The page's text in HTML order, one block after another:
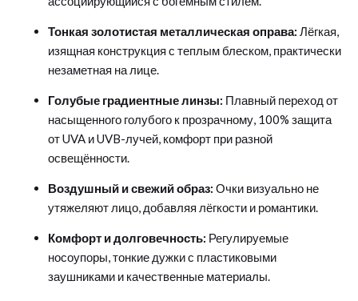
Тонкая золотистая металлическая оправа: Лёгкая,
изящная конструкция с теплым блеском, практически
незаметная на лице.
Голубые градиентные линзы: Плавный переход от
насыщенного голубого к прозрачному, 100% защита
от UVA и UVB-лучей, комфорт при разной
освещённости.
Воздушный и свежий образ: Очки визуально не
утяжеляют лицо, добавляя лёгкости и романтики.
Комфорт и долговечность: Регулируемые
носоупоры, тонкие дужки с пластиковыми
заушниками и качественные материалы.